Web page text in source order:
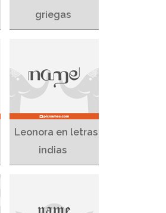
griegas
Leonora en letras
indias